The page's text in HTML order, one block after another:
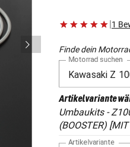
|1
Finde dein
Motorrad suchen
Artikelvariante
Umbaukits -
(BOOSTER)
Artikelvariante